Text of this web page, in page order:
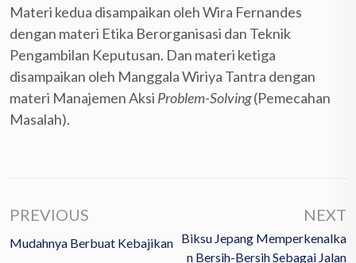
Materi kedua disampaikan oleh Wira Fernandes
dengan materi Etika Berorganisasi dan Teknik
Pengambilan Keputusan. Dan materi ketiga
disampaikan oleh Manggala Wiriya Tantra dengan
materi Manajemen Aksi Problem-Solving(Pemecahan
Masalah).
PREVIOUS
Mudahnya Berbuat Kebajikan
NEXT
Biksu Jepang Memperkenalka
N Bersih-Bersih Sebagai Jalan